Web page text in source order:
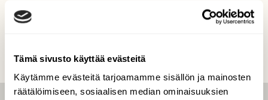
Tämä sivusto käyttää evästeitä
Käytämme evästeitä tarjoamamme sisällön ja mainosten
räätälöimiseen, sosiaalisen median ominaisuuksien